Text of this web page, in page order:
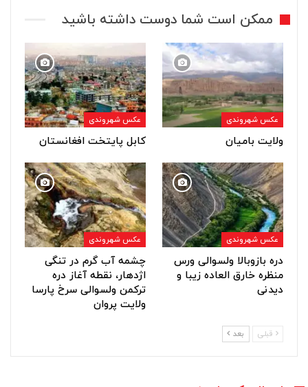
ممکن است شما دوست داشته باشید
عکس شهروندی
ولایت بامیان
عکس شهروندی
کابل پایتخت افغانستان
عکس شهروندی
دره بازوبالا ولسوالی ورس
منظره خارق العاده زیبا و
دیدنی
عکس شهروندی
چشمه آب گرم در تنگی
اژدهار، نقطه آغاز دره
ترکمن ولسوالی سرخ پارسا
ولایت پروان
قبلی بعد